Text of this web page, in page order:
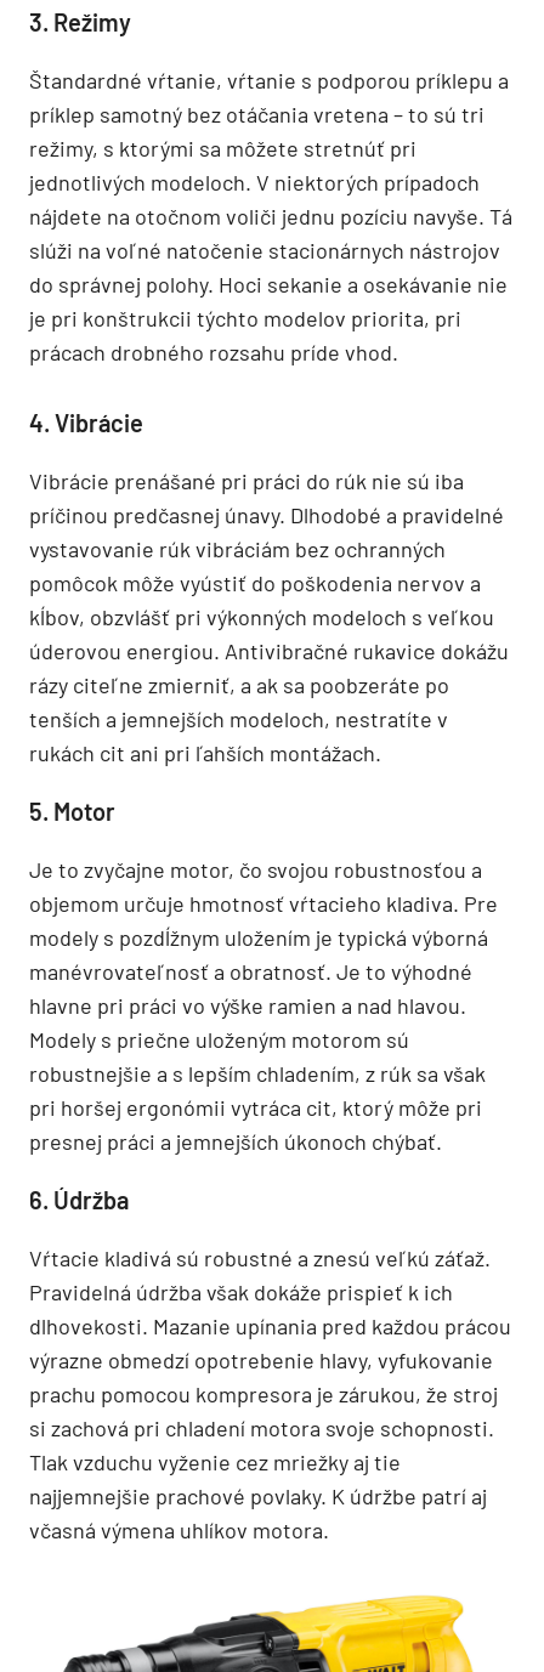
3. Režimy
Štandardné vŕtanie, vŕtanie s podporou príklepu a
príklep samotný bez otáčania vretena – to sú tri
režimy, s ktorými sa môžete stretnúť pri
jednotlivých modeloch. V niektorých prípadoch
nájdete na otočnom voliči jednu pozíciu navyše. Tá
slúži na voľné natočenie stacionárnych nástrojov
do správnej polohy. Hoci sekanie a osekávanie nie
je pri konštrukcii týchto modelov priorita, pri
prácach drobného rozsahu príde vhod.
4. Vibrácie
Vibrácie prenášané pri práci do rúk nie sú iba
príčinou predčasnej únavy. Dlhodobé a pravidelné
vystavovanie rúk vibráciám bez ochranných
pomôcok môže vyústiť do poškodenia nervov a
kĺbov, obzvlášť pri výkonných modeloch s veľkou
úderovou energiou. Antivibračné rukavice dokážu
rázy citeľne zmierniť, a ak sa poobzeráte po
tenších a jemnejších modeloch, nestratíte v
rukách cit ani pri ľahších montážach.
5. Motor
Je to zvyčajne motor, čo svojou robustnosťou a
objemom určuje hmotnosť vŕtacieho kladiva. Pre
modely s pozdĺžnym uložením je typická výborná
manévrovateľnosť a obratnosť. Je to výhodné
hlavne pri práci vo výške ramien a nad hlavou.
Modely s priečne uloženým motorom sú
robustnejšie a s lepším chladením, z rúk sa však
pri horšej ergonómii vytráca cit, ktorý môže pri
presnej práci a jemnejších úkonoch chýbať.
6. Údržba
Vŕtacie kladivá sú robustné a znesú veľkú záťaž.
Pravidelná údržba však dokáže prispieť k ich
dlhovekosti. Mazanie upínania pred každou prácou
výrazne obmedzí opotrebenie hlavy, vyfukovanie
prachu pomocou kompresora je zárukou, že stroj
si zachová pri chladení motora svoje schopnosti.
Tlak vzduchu vyženie cez mriežky aj tie
najjemnejšie prachové povlaky. K údržbe patrí aj
včasná výmena uhlíkov motora.